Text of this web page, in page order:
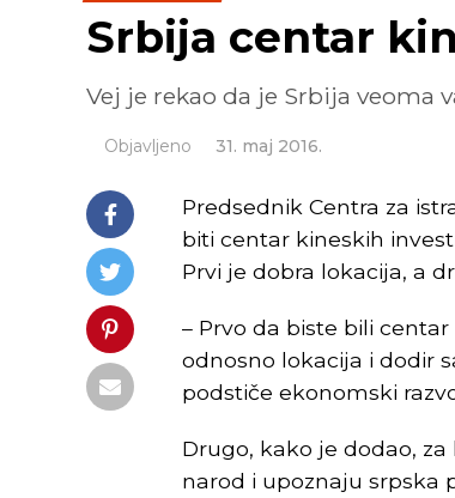
Srbija centar
Vej je rekao da je Srbija veoma
Objavljeno 31. maj 2016.
Predsednik Centra za
biti centar kineskih
Prvi je dobra lokacija, a
– Prvo da biste bili
odnosno lokacija i dodir
podstiče ekonomski
Drugo, kako je dodao,
narod i upoznaju srpska